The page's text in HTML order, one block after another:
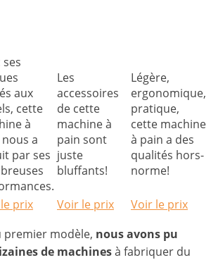
ses
aux
cette
à
a
par ses
Les
accessoires
de cette
machine à
pain sont
juste
bluffants!
Légère,
ergonomique,
pratique,
cette machine
à pain a des
qualités hors-
norme!
prix Voir le prix
Voir le prix
premier modèle, nous avons pu
de machinesà fabriquer du